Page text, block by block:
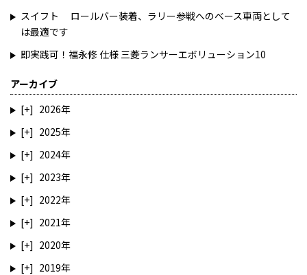
スイフト ロールバー装着、ラリー参戦へのベース車両として
は最適です
即実践可！福永修 仕様 三菱ランサーエボリューション10
アーカイブ
2026
2025
2024
2023
2022
2021
2020
2019